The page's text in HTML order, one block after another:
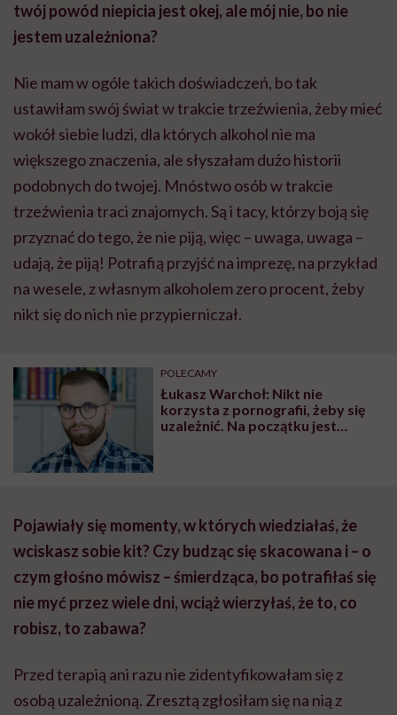
twój powód niepicia jest okej, ale mój nie, bo nie
jestem uzależniona?
Nie mam w ogóle takich doświadczeń, bo tak
ustawiłam swój świat w trakcie trzeźwienia, żeby mieć
wokół siebie ludzi, dla których alkohol nie ma
większego znaczenia, ale słyszałam dużo historii
podobnych do twojej. Mnóstwo osób w trakcie
trzeźwienia traci znajomych. Są i tacy, którzy boją się
przyznać do tego, że nie piją, więc – uwaga, uwaga –
udają, że piją! Potrafią przyjść na imprezę, na przykład
na wesele, z własnym alkoholem zero procent, żeby
nikt się do nich nie przypierniczał.
POLECAMY
Łukasz Warchoł: Nikt nie
korzysta z pornografii, żeby się
uzależnić. Na początku jest
Pojawiały się momenty, w których wiedziałaś, że
wciskasz sobie kit? Czy budząc się skacowana i – o
czym głośno mówisz – śmierdząca, bo potrafiłaś się
nie myć przez wiele dni, wciąż wierzyłaś, że to, co
robisz, to zabawa?
Przed terapią ani razu nie zidentyfikowałam się z
osobą uzależnioną. Zresztą zgłosiłam się na nią z